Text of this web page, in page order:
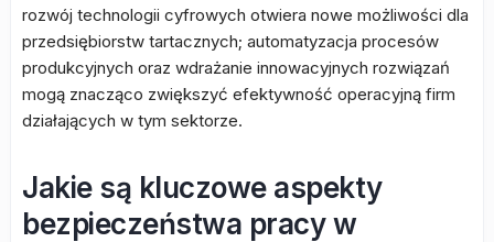
rozwój technologii cyfrowych otwiera nowe możliwości dla
przedsiębiorstw tartacznych; automatyzacja procesów
produkcyjnych oraz wdrażanie innowacyjnych rozwiązań
mogą znacząco zwiększyć efektywność operacyjną firm
działających w tym sektorze.
Jakie są kluczowe aspekty
bezpieczeństwa pracy w